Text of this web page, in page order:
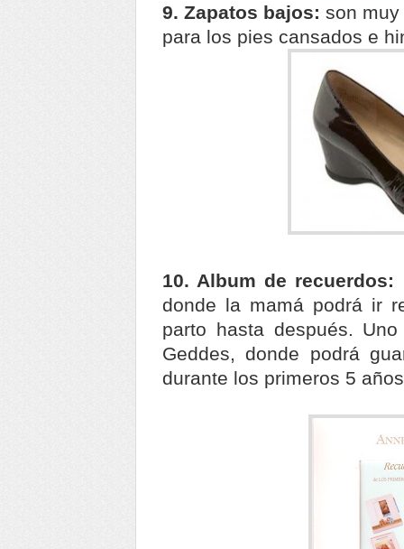
9. Zapatos bajos: son
para los pies cansados e
10. Album de recuerdos:
donde la mamá podrá ir
parto hasta después.
Geddes, donde podrá
durante los primeros 5